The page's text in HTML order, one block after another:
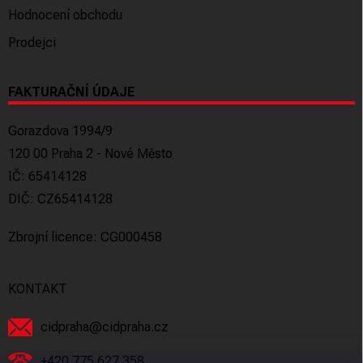
Hodnocení obchodu
Prodejci
FAKTURAČNÍ ÚDAJE
Gorazdova 1994/9
120 00 Praha 2 - Nové Město
IČ: 65414128
DIČ: CZ65414128
Zbrojní licence: CG000458
KONTAKT
cidpraha@cidpraha.cz